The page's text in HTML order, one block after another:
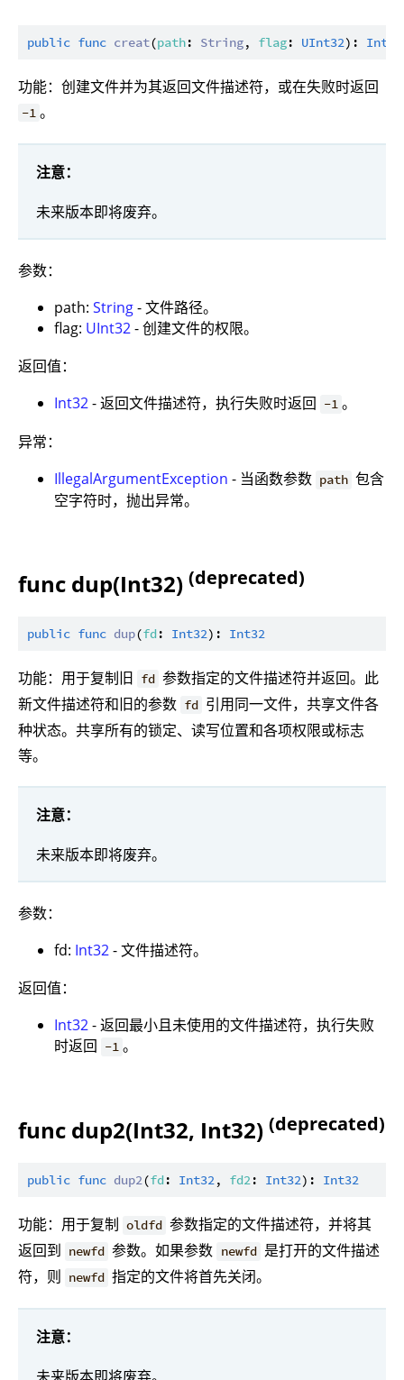
public func creat(path: String, flag: UInt32): Int32
功能：创建文件并为其返回文件描述符，或在失败时返回
-1 。
注意：
未来版本即将废弃。
参数：
path: String- 文件路径。
flag: UInt32- 创建文件的权限。
返回值：
Int32- 返回文件描述符，执行失败时返回 -1 。
异常：
IllegalArgumentException - 当函数参数 path 包含
空字符时，抛出异常。
func dup(Int32) (deprecated)
public func dup(fd: Int32): Int32
功能：用于复制旧 fd 参数指定的文件描述符并返回。此
新文件描述符和旧的参数 fd 引用同一文件，共享文件各
种状态。共享所有的锁定、读写位置和各项权限或标志
等。
注意：
未来版本即将废弃。
参数：
fd: Int32- 文件描述符。
返回值：
Int32- 返回最小且未使用的文件描述符，执行失败
时返回 -1 。
func dup2(Int32, Int32) (deprecated)
public func dup2(fd: Int32, fd2: Int32): Int32
功能：用于复制 oldfd 参数指定的文件描述符，并将其
返回到 newfd 参数。如果参数 newfd 是打开的文件描述
符，则 newfd 指定的文件将首先关闭。
注意：